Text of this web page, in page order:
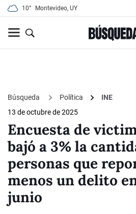
10° Montevideo, UY
Búsqueda Política
INE
13 de octubre de 2025
Encuesta de
bajó a 3% la
personas que
menos un delito
junio